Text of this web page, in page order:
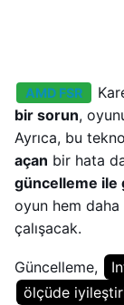
AMD FSR
bir sorun,
Ayrıca, bu
açan bir hata
güncelleme ile
oyun hem
çalışacak.
Güncelleme,
ölçüde